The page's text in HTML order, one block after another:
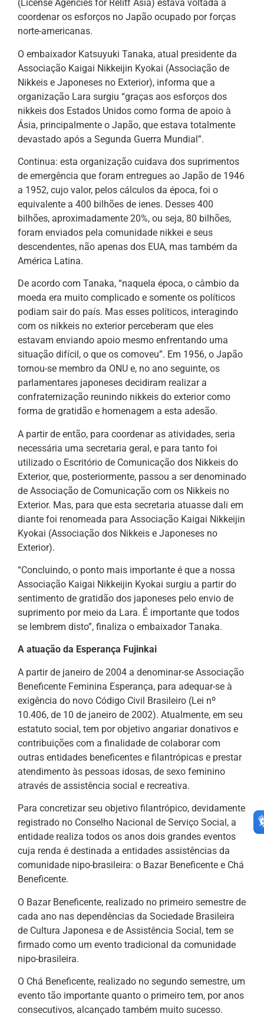
(License Agencies for Relitf Asia) estava voltada a
coordenar os esforços no Japão ocupado por forças
norte-americanas.
O embaixador Katsuyuki Tanaka, atual presidente da
Associação Kaigai Nikkeijin Kyokai (Associação de
Nikkeis e Japoneses no Exterior), informa que a
organização Lara surgiu “graças aos esforços dos
nikkeis dos Estados Unidos como forma de apoio à
Ásia, principalmente o Japão, que estava totalmente
devastado após a Segunda Guerra Mundial”.
Continua: esta organização cuidava dos suprimentos
de emergência que foram entregues ao Japão de 1946
a 1952, cujo valor, pelos cálculos da época, foi o
equivalente a 400 bilhões de ienes. Desses 400
bilhões, aproximadamente 20%, ou seja, 80 bilhões,
foram enviados pela comunidade nikkei e seus
descendentes, não apenas dos EUA, mas também da
América Latina.
De acordo com Tanaka, “naquela época, o câmbio da
moeda era muito complicado e somente os políticos
podiam sair do país. Mas esses políticos, interagindo
com os nikkeis no exterior perceberam que eles
estavam enviando apoio mesmo enfrentando uma
situação difícil, o que os comoveu”. Em 1956, o Japão
tornou-se membro da ONU e, no ano seguinte, os
parlamentares japoneses decidiram realizar a
confraternização reunindo nikkeis do exterior como
forma de gratidão e homenagem a esta adesão.
A partir de então, para coordenar as atividades, seria
necessária uma secretaria geral, e para tanto foi
utilizado o Escritório de Comunicação dos Nikkeis do
Exterior, que, posteriormente, passou a ser denominado
de Associação de Comunicação com os Nikkeis no
Exterior. Mas, para que esta secretaria atuasse dali em
diante foi renomeada para Associação Kaigai Nikkeijin
Kyokai (Associação dos Nikkeis e Japoneses no
Exterior).
“Concluindo, o ponto mais importante é que a nossa
Associação Kaigai Nikkeijin Kyokai surgiu a partir do
sentimento de gratidão dos japoneses pelo envio de
suprimento por meio da Lara. É importante que todos
se lembrem disto”, finaliza o embaixador Tanaka.
A atuação da Esperança Fujinkai
A partir de janeiro de 2004 a denominar-se Associação
Beneficente Feminina Esperança, para adequar-se à
exigência do novo Código Civil Brasileiro (Lei nº
10.406, de 10 de janeiro de 2002). Atualmente, em seu
estatuto social, tem por objetivo angariar donativos e
contribuições com a finalidade de colaborar com
outras entidades beneficentes e filantrópicas e prestar
atendimento às pessoas idosas, de sexo feminino
através de assistência social e recreativa.
Para concretizar seu objetivo filantrópico, devidamente
registrado no Conselho Nacional de Serviço Social, a
entidade realiza todos os anos dois grandes eventos
cuja renda é destinada a entidades assistências da
comunidade nipo-brasileira: o Bazar Beneficente e Chá
Beneficente.
O Bazar Beneficente, realizado no primeiro semestre de
cada ano nas dependências da Sociedade Brasileira
de Cultura Japonesa e de Assistência Social, tem se
firmado como um evento tradicional da comunidade
nipo-brasileira.
O Chá Beneficente, realizado no segundo semestre, um
evento tão importante quanto o primeiro tem, por anos
consecutivos, alcançado também muito sucesso.